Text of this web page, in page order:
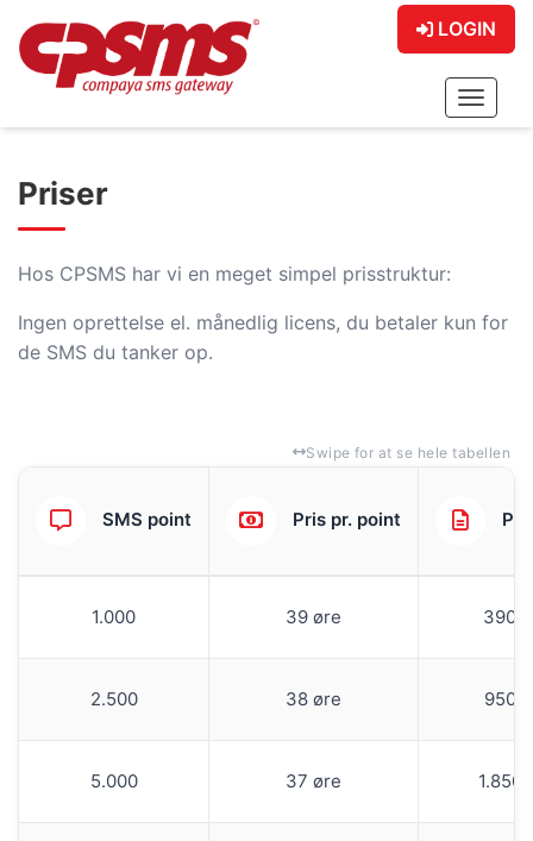
LOGIN
Priser
Hos CPSMS har vi en meget simpel prisstruktur:
Ingen oprettelse el. månedlig licens, du betaler kun for
de SMS du tanker op.
Swipe for at se hele tabellen
SMS point Pris pr. point
1.000 39 øre
2.500 38 øre
5.000 37 øre